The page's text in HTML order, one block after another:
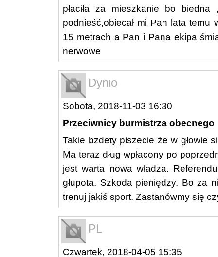
płaciła za mieszkanie bo
podnieść,obiecał mi Pan lata temu
15 metrach a Pan i Pana ekipa
nerwowe
Dynio
Sobota, 2018-11-03 16:30
Przeciwnicy burmistrza obecnego
Takie bzdety piszecie że w głowie
Ma teraz dług wpłacony po
jest warta nowa władza.
głupota. Szkoda pieniędzy. Bo za
trenuj jakiś sport. Zastanówmy się
PL
Czwartek, 2018-04-05 15:35